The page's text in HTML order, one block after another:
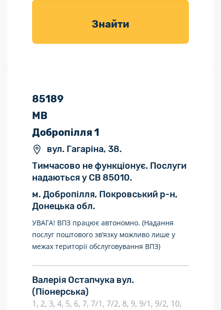
товарів для
Знайти
85189
МВ
Добропілля 1
вул. Гагаріна, 38.
Тимчасово не функціонує. Послуги
надаються у СВ 85010.
м. Добропілля, Покровський р-н,
Донецька обл.
УВАГА! ВПЗ працює автономно. (Надання
послуг поштового зв’язку можливо лише у
межах території обслуговування ВПЗ)
Валерія Остапчука вул.
(Піонерська)
1, 2, 3, 4, 5, 6, 7, 7/1, 7/2, 8, 9, 9/1, 9/2, 10,